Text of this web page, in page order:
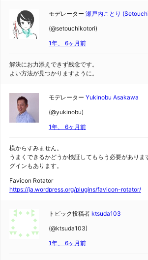
モデレーター 瀬戸内ことり
(@setouchikotori)
1年、 6ヶ月前
解決にお力添えできず残念です。
よい方法が見つかりますように。
モデレーター Yukinobu Asakawa
(@yukinobu)
1年、 6ヶ月前
横からすみません。
うまくできるかどうか検証してもらう必要がありま
グインもあります。
Favicon Rotator
https://ja.wordpress.org/plugins/favicon-rotator/
トピック投稿者 ktsuda103
(@ktsuda103)
1年、 6ヶ月前